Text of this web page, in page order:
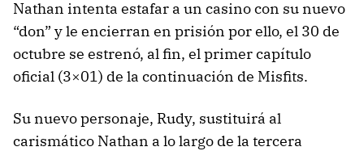
Nathan intenta estafar a un casino con su nuevo
“don” y le encierran en prisión por ello, el 30 de
octubre se estrenó, al fin, el primer capítulo
oficial (3×01) de la continuación de Misfits.
Su nuevo personaje, Rudy, sustituirá al
carismático Nathan a lo largo de la tercera